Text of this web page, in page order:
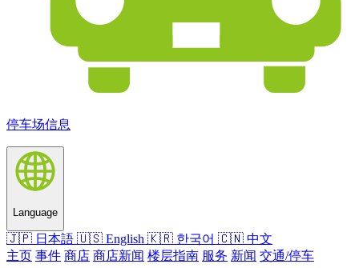
停车场信息
Language
🇯🇵 日本語 🇺🇸 English 🇰🇷 한국어 🇨🇳 中文
主页 事件 商店 商店新闻 楼层指南 服务 新闻 交通/停车